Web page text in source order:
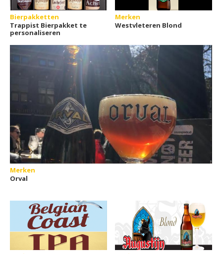
Bierpakketten
Trappist Bierpakket te
personaliseren
Merken
Westvleteren Blond
Merken
Orval